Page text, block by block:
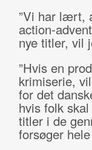
”Vi har lært,
action-
nye titler, vil
”Hvis en
krimiserie,
for det
hvis folk
titler i de
forsøger